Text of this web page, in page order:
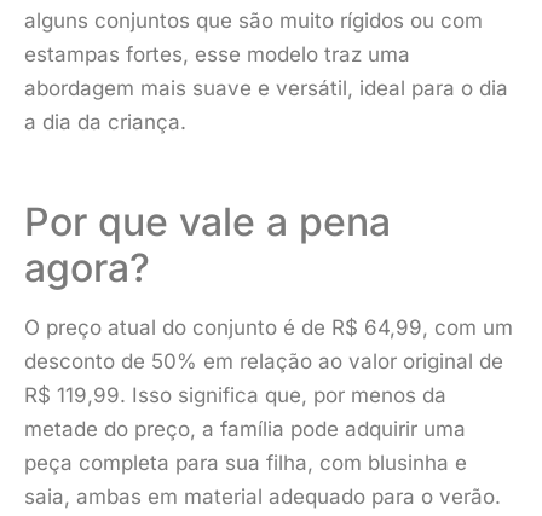
alguns conjuntos que são muito rígidos ou com
estampas fortes, esse modelo traz uma
abordagem mais suave e versátil, ideal para o dia
a dia da criança.
Por que vale a pena
agora?
O preço atual do conjunto é de R$ 64,99, com um
desconto de 50% em relação ao valor original de
R$ 119,99. Isso significa que, por menos da
metade do preço, a família pode adquirir uma
peça completa para sua filha, com blusinha e
saia, ambas em material adequado para o verão.